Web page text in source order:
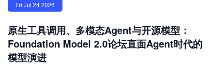
Fri Jul 24 2026
原生工具调用、多模态Agent与开源模型：
Foundation Model 2.0论坛直面Agent时代的
模型演进